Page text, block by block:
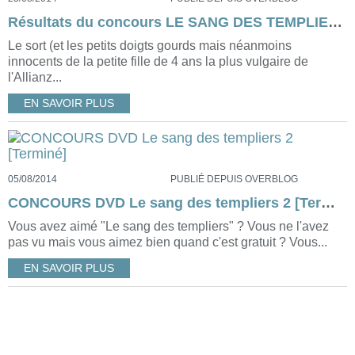
Résultats du concours LE SANG DES TEMPLIERS 2
Le sort (et les petits doigts gourds mais néanmoins
innocents de la petite fille de 4 ans la plus vulgaire de
l'Allianz...
EN SAVOIR PLUS
05/08/2014 PUBLIÉ DEPUIS OVERBLOG
CONCOURS DVD Le sang des templiers 2 [Terminé]
Vous avez aimé "Le sang des templiers" ? Vous ne l'avez
pas vu mais vous aimez bien quand c'est gratuit ? Vous...
EN SAVOIR PLUS